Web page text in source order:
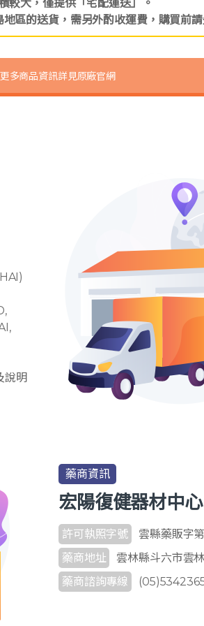
較大，僅提供「宅配運送」。
區的送貨，需另外酌收運費，購買前
更多商品資訊詳見原廠官網
說明
藥商資訊
宏陽復健器材中心
許可執照字號
雲縣藥販字
藥商地址
雲林縣斗六市雲
藥商諮詢專線